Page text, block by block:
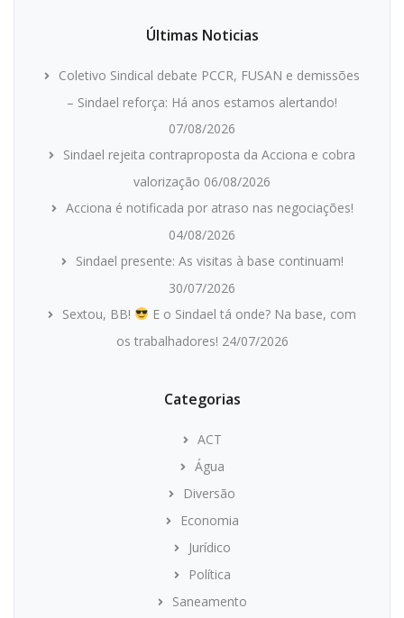
Últimas Noticias
Coletivo Sindical debate PCCR, FUSAN e demissões
– Sindael reforça: Há anos estamos alertando!
07/08/2026
Sindael rejeita contraproposta da Acciona e cobra
valorização 06/08/2026
Acciona é notificada por atraso nas negociações!
04/08/2026
Sindael presente: As visitas à base continuam!
30/07/2026
Sextou, BB!
E o Sindael tá onde? Na base, com
os trabalhadores! 24/07/2026
Categorias
ACT
Água
Diversão
Economia
Jurídico
Política
Saneamento